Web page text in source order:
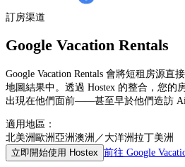
訂房渠道
Google Vacation Rentals
Google Vacation Rentals 會將短租房源直
地圖結果中。透過 Hostex 的整合，您的
出現在他們面前——甚至早於他們造訪
適用地區：
北美洲歐洲亞洲澳洲／大洋洲拉丁美洲
立即開始使用 Hostex 前往 Google